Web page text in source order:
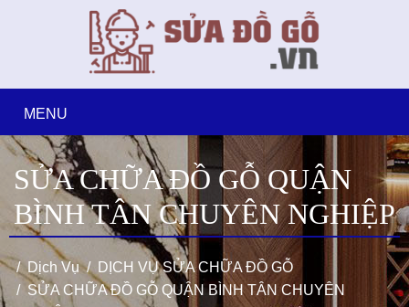
MENU
SỬA CHỮA ĐỒ GỖ QUẬN
BÌNH TÂN CHUYÊN NGHIỆP
Dịch Vụ
DỊCH VỤ SỬA CHỮA ĐỒ GỖ
SỬA CHỮA ĐỒ GỖ QUẬN BÌNH TÂN CHUYÊN